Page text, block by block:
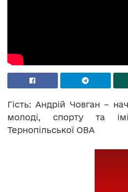
Гість: Андрій Човган –
молоді, спорту та
Тернопільської ОВА